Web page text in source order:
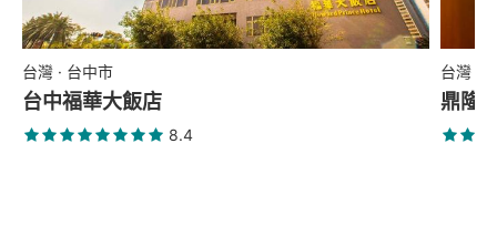
台灣 · 台中市
台中福華大飯店
8.4
台灣 ·
鼎隆